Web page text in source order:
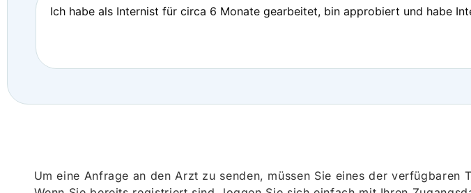
Ich habe als Internist für circa 6 Monate gearbeitet, bin approbiert und habe
Um eine Anfrage an den Arzt zu senden, müssen Sie eines der